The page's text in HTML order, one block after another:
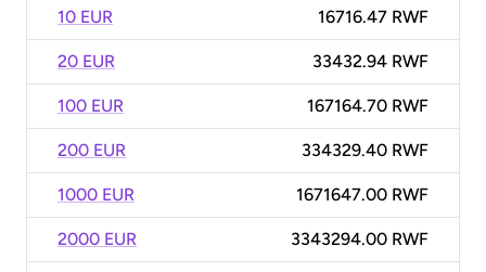
10 EUR 16716.47 RWF
20 EUR 33432.94 RWF
100 EUR 167164.70 RWF
200 EUR 334329.40 RWF
1000 EUR 1671647.00 RWF
2000 EUR 3343294.00 RWF